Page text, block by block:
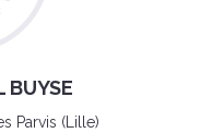
BUYSE
Parvis (Lille)